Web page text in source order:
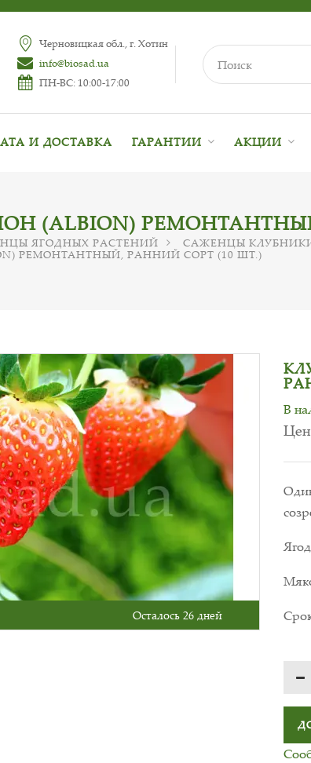
Черновицкая обл., г. Хотин
info@biosad.ua
ПН-ВС: 10:00-17:00
И ДОСТАВКА ГАРАНТИИ АКЦИИ
(ALBION)
ЯГОДНЫХ РАСТЕНИЙ
САЖЕНЦЫ
РЕМОНТАНТНЫЙ, РАННИЙ СОРТ (10 ШТ.)
Осталось 26 дней
В